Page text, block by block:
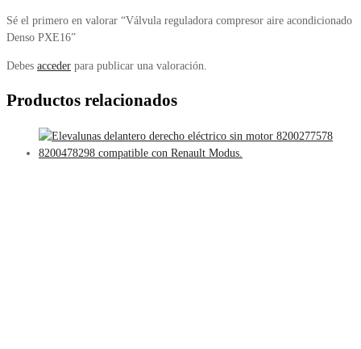
Sé el primero en valorar “Válvula reguladora compresor aire acondicionado
Denso PXE16”
Debes acceder para publicar una valoración.
Productos relacionados